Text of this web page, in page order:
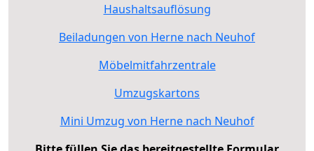
Haushaltsauflösung
Beiladungen von Herne nach Neuhof
Möbelmitfahrzentrale
Umzugskartons
Mini Umzug von Herne nach Neuhof